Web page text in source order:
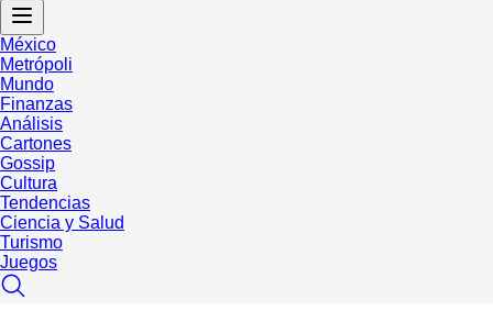
México
Metrópoli
Mundo
Finanzas
Análisis
Cartones
Gossip
Cultura
Tendencias
Ciencia y Salud
Turismo
Juegos